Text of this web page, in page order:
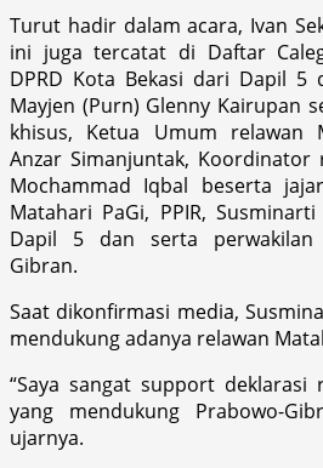
Turut hadir dalam acara, Ivan
ini juga tercatat di Daftar
DPRD Kota Bekasi dari Dapil
Mayjen (Purn) Glenny Kairupan
khisus, Ketua Umum relawan
Anzar Simanjuntak, Koordinator
Mochammad Iqbal beserta
Matahari PaGi, PPIR,
Dapil 5 dan serta perwakilan
Gibran.
Saat dikonfirmasi media,
mendukung adanya relawan
“Saya sangat support deklarasi
yang mendukung Prabowo-
ujarnya.